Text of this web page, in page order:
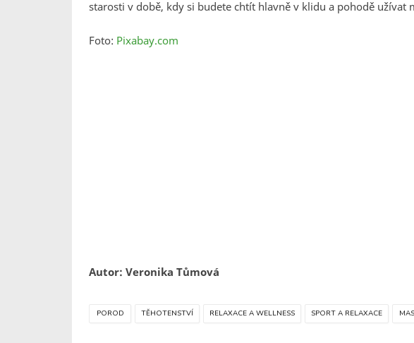
starosti v době, kdy si budete chtít hlavně v klidu a pohodě užívat
Foto: Pixabay.com
Autor: Veronika Tůmová
POROD TĚHOTENSTVÍ RELAXACE A WELLNESS SPORT A RELAXACE